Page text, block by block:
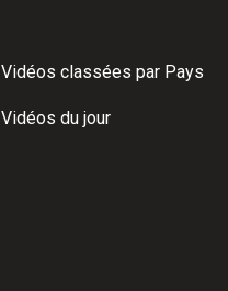
Vidéos classées par Pays
Vidéos du jour